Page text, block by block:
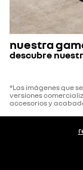
nuestra
descubre
*Las imágenes que
versiones
accesorios y